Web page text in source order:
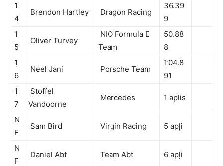
1
4
Brendon Hartley Dragon Racing
36.39
9
1
5
Oliver Turvey
NIO Formula E
Team
50.88
8
1
6
Neel Jani Porsche Team
1’04.8
91
1
7
Stoffel
Vandoorne
Mercedes 1 aplis
N
F
Sam Bird Virgin Racing 5 apļi
N
F
Daniel Abt Team Abt 6 apļi